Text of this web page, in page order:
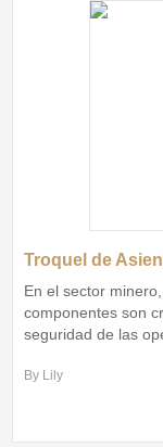
En el sector
componentes son
seguridad de las
By Lily